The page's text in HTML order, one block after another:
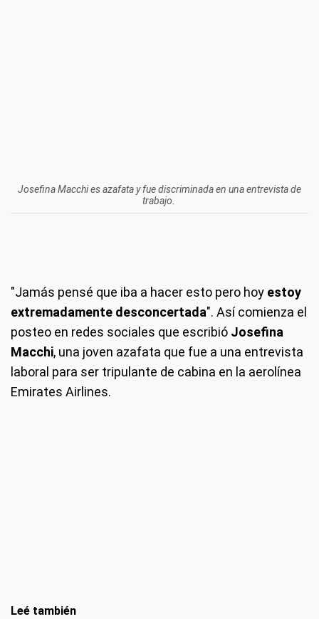
Josefina Macchi es azafata y fue discriminada en una entrevista de
trabajo.
"Jamás pensé que iba a hacer esto pero hoy estoy
extremadamente desconcertada". Así comienza el
posteo en redes sociales que escribió Josefina
Macchi, una joven azafata que fue a una entrevista
laboral para ser tripulante de cabina en la aerolínea
Emirates Airlines.
Leé también